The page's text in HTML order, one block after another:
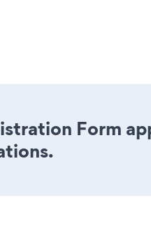
Form